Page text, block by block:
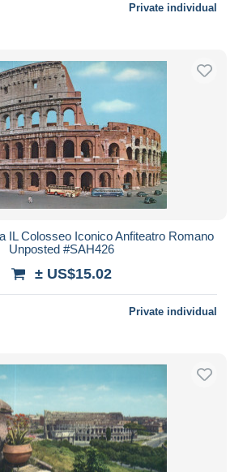
Private individual
IL Colosseo Iconico Anfiteatro Romano
Unposted #SAH426
± US$15.02
Private individual